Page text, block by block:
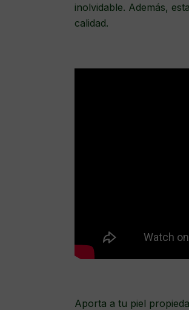
inolvidable. Además,
calidad.
Aporta a tu piel